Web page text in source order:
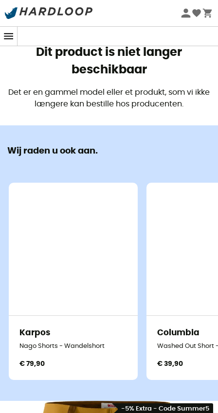
Zomeraanbiedingen 🔥 -5% EXTRA vanaf 2 producten* met
Dit product is niet langer
beschikbaar
Det er en gammel model eller et produkt, som vi ikke
længere kan bestille hos producenten.
Wij raden u ook aan.
Karpos
Nago Shorts - Wandelshort
€ 79,90
Columbia
Washed Out Short
€ 39,90
-5% Extra - Code Summer5